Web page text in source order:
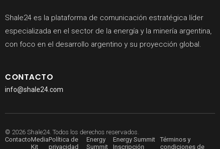
Shale24 es la plataforma de comunicación estratégica líder
especializada en el sector de la energía y la minería argentina,
con foco en el desarrollo argentino y su proyección global.
CONTACTO
info@shale24.com
© 2026 Shale24. Todos los derechos reservados.
ContactoMedia
Kit
Política de
privacidad
Energy
Summit
Energy Summit
Inscripción
Términos y
condiciones de